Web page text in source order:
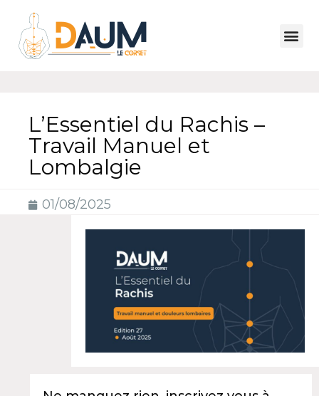
L’Essentiel du Rachis –
Travail Manuel et
Lombalgie
01/08/2025